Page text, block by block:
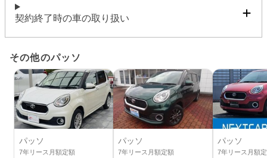
契約終了時の車の取り扱い
その他のパッソ
パッソ
7年リース月額定額
パッソ
7年リース月額定額
パッソ
7年リース月額